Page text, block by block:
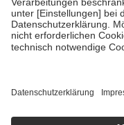
GKV getragen werden
• empfohlenen
• Harn- und
getroffen, um
https://